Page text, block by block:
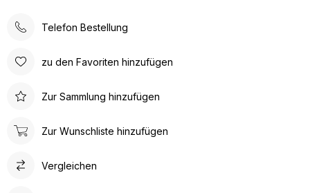
Telefon Bestellung
zu den Favoriten hinzufügen
Zur Sammlung hinzufügen
Zur Wunschliste hinzufügen
Vergleichen